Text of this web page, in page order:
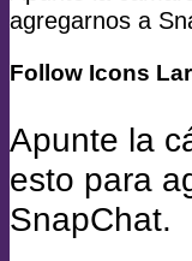
agregarnos a
Follow Icons
Apunte la
esto para
SnapChat.